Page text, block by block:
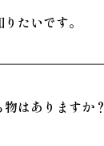
たいです。
はありますか？